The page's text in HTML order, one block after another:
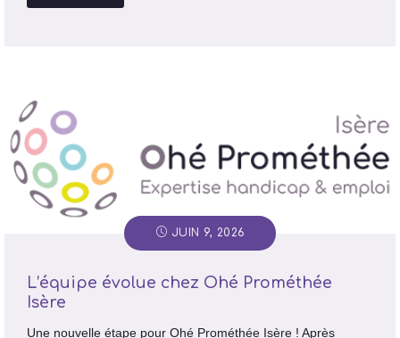
JUIN 9, 2026
L’équipe évolue chez Ohé Prométhée
Isère
Une nouvelle étape pour Ohé Prométhée Isère ! Après